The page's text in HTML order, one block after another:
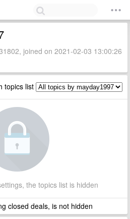
joined on 2021-02-03 13:00:26
topics list
the topics list is hidden
closed deals, is not hidden